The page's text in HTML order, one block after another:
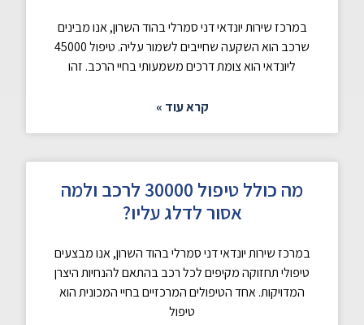
במרכז שירות יונדאי דני סמרלי בהוד השרון, אנו מבינים
שרכב הוא השקעה שחייבים לשמור עליה. טיפול 45000
ליונדאי הוא צומת דרכים משמעותי בחיי הרכב. זהו
קרא עוד »
מה כולל טיפול 30000 לרכב ולמה
אסור לדלג עליו?
במרכז שירות יונדאי דני סמרלי בהוד השרון, אנו מבצעים
טיפולי תחזוקה מקיפים לכל רכב בהתאם להנחיות היצרן
המדויקות. אחד הטיפולים המרכזיים בחיי המכונית הוא
טיפול